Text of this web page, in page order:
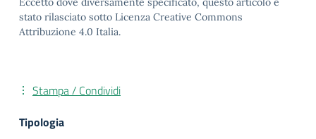
stato rilasciato sotto Licenza Creative Commons
Attribuzione 4.0 Italia.
Stampa / Condividi
Tipologia